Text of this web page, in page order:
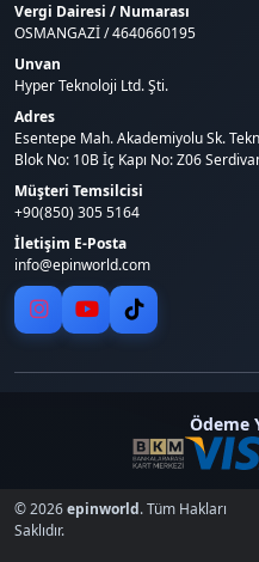
Vergi Dairesi / Numarası
OSMANGAZİ / 4640660195
Unvan
Hyper Teknoloji Ltd. Şti.
Adres
Esentepe Mah. Akademiyolu Sk.
Blok No: 10B İç Kapı No: Z06
Müşteri Temsilcisi
+90(850) 305 5164
İletişim E-Posta
info@epinworld.com
Ödeme
© 2026epinworld. Tüm Hakları
Saklıdır.